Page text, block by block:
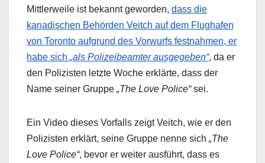
Mittlerweile ist bekannt geworden, dass die
kanadischen Behörden Veitch auf dem Flughafen
von Toronto aufgrund des Vorwurfs festnahmen, er
habe sich „als Polizeibeamter ausgegeben“, da er
den Polizisten letzte Woche erklärte, dass der
Name seiner Gruppe „The Love Police“sei.
Ein Video dieses Vorfalls zeigt Veitch, wie er den
Polizisten erklärt, seine Gruppe nenne sich „The
Love Police“, bevor er weiter ausführt, dass es